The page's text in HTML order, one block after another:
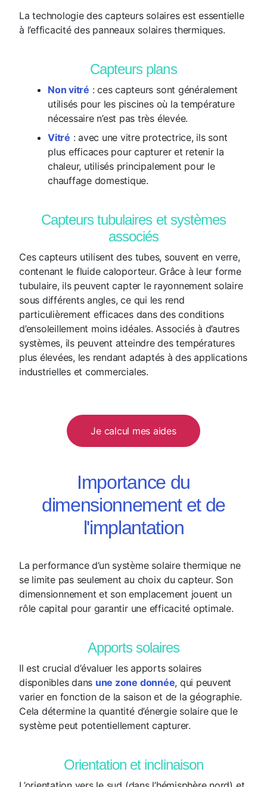
La technologie des capteurs solaires est essentielle
à l’efficacité des panneaux solaires thermiques.
Capteurs plans
Non vitré : ces capteurs sont généralement
utilisés pour les piscines où la température
nécessaire n’est pas très élevée.
Vitré : avec une vitre protectrice, ils sont
plus efficaces pour capturer et retenir la
chaleur, utilisés principalement pour le
chauffage domestique.
Capteurs tubulaires et systèmes
associés
Ces capteurs utilisent des tubes, souvent en verre,
contenant le fluide caloporteur. Grâce à leur forme
tubulaire, ils peuvent capter le rayonnement solaire
sous différents angles, ce qui les rend
particulièrement efficaces dans des conditions
d’ensoleillement moins idéales. Associés à d’autres
systèmes, ils peuvent atteindre des températures
plus élevées, les rendant adaptés à des applications
industrielles et commerciales.
Je calcul mes aides
Importance du
dimensionnement et de
l'implantation
La performance d’un système solaire thermique ne
se limite pas seulement au choix du capteur. Son
dimensionnement et son emplacement jouent un
rôle capital pour garantir une efficacité optimale.
Apports solaires
Il est crucial d’évaluer les apports solaires
disponibles dans une zone donnée, qui peuvent
varier en fonction de la saison et de la géographie.
Cela détermine la quantité d’énergie solaire que le
système peut potentiellement capturer.
Orientation et inclinaison